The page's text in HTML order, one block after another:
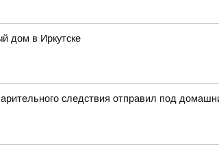
дом в Иркутске
следствия отправил под